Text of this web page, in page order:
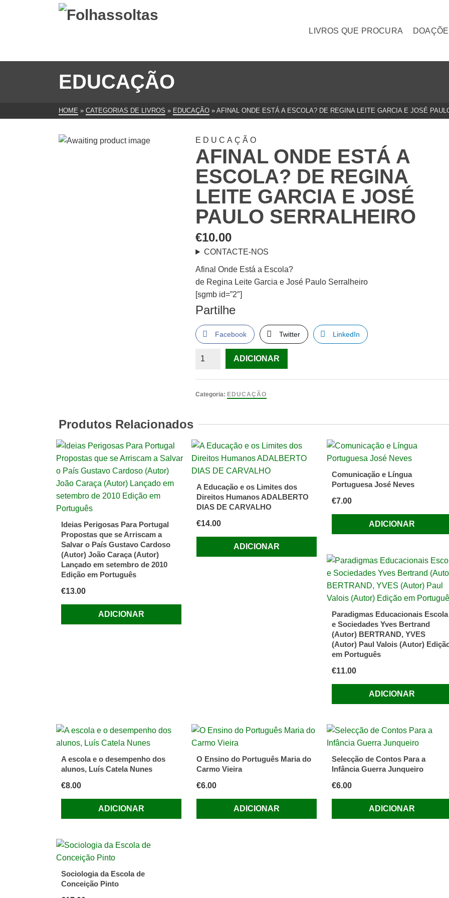
LIVROS QUE PROCURA
EDUCAÇÃO
HOME » CATEGORIAS DE LIVROS » EDUCAÇÃO » AFINAL ONDE ESTÁ A ESCOLA? DE REGINA LEITE GARCIA E JOSÉ
EDUCAÇÃO
AFINAL ONDE ESTÁ A
ESCOLA? DE REGINA
LEITE GARCIA E JOSÉ
PAULO SERRALHEIRO
€10.00
CONTACTE-NOS
Afinal Onde Está a Escola?
de Regina Leite Garcia e José Paulo Serralheiro
[sgmb id=”2″]
Partilhe
Facebook Twitter LinkedIn
Quantidade
Onde
de
Regina
Leite
e
José
ADICIONAR
Categoria: EDUCAÇÃO
Produtos Relacionados
Ideias Perigosas Para Portugal
Propostas que se Arriscam a
Salvar o País Gustavo Cardoso
(Autor) João Caraça (Autor)
Lançado em setembro de 2010
Edição em Português
€13.00
ADICIONAR
A Educação e os Limites dos
Direitos Humanos ADALBERTO
DIAS DE CARVALHO
€14.00
ADICIONAR
Comunicação e Língua
Portuguesa José Neves
€7.00
ADICIONAR
Paradigmas Educacionais Escola
e Sociedades Yves Bertrand
(Autor) BERTRAND, YVES
(Autor) Paul Valois (Autor)
em Português
€11.00
ADICIONAR
A escola e o desempenho dos
alunos, Luís Catela Nunes
€8.00
ADICIONAR
O Ensino do Português Maria do
Carmo Vieira
€6.00
ADICIONAR
Selecção de Contos Para a
Infância Guerra Junqueiro
€6.00
ADICIONAR
Sociologia da Escola de
Conceição Pinto